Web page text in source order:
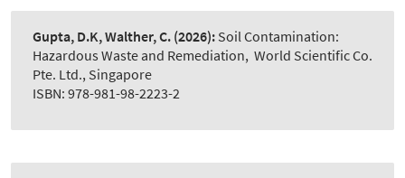
Gupta, D.K, Walther, C. (2026): Soil Contamination:
Hazardous Waste and Remediation, World Scientific Co.
Pte. Ltd., Singapore
ISBN: 978-981-98-2223-2